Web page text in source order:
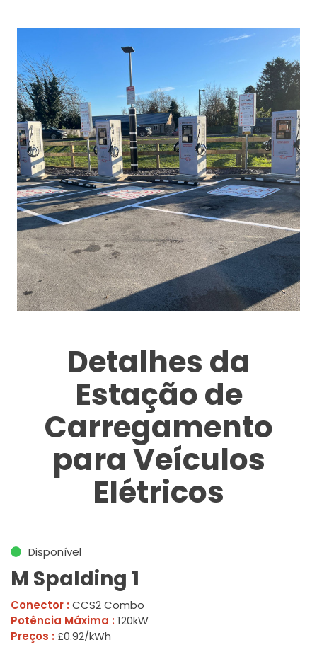
Detalhes da
Estação de
Carregamento
para Veículos
Elétricos
Disponível
M Spalding 1
Conector : CCS2 Combo
Potência Máxima : 120kW
Preços : £0.92/kWh